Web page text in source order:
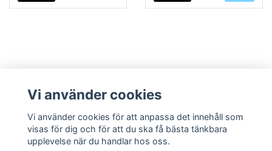
Vi använder cookies
Vi använder cookies för att anpassa det innehåll som
visas för dig och för att du ska få bästa tänkbara
upplevelse när du handlar hos oss.